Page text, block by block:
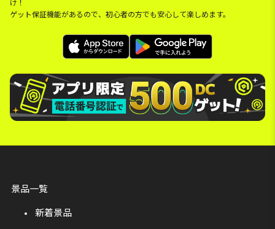
け！
ゲット保証機能があるので、初心者の方でも安心して楽しめます。
景品一覧
新着景品